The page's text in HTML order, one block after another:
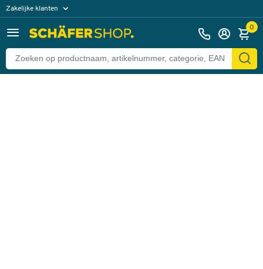
Zakelijke klanten
Particuliere klanten 0
Terug